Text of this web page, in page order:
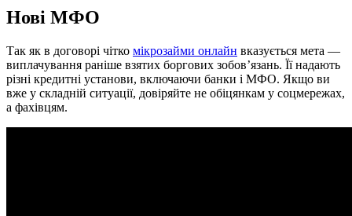
Нові МФО
Так як в договорі чітко мікрозайми онлайн вказується мета —
виплачування раніше взятих боргових зобов’язань. Її надають
різні кредитні установи, включаючи банки і МФО. Якщо ви
вже у складній ситуації, довіряйте не обіцянкам у соцмережах,
а фахівцям.